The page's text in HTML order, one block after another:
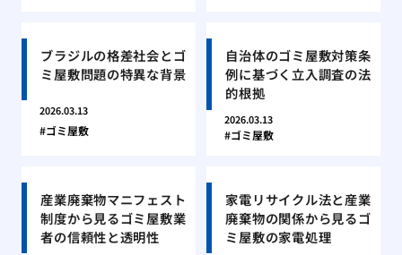
ブラジルの格差社会とゴ
ミ屋敷問題の特異な背景
2026.03.13
ゴミ屋敷
自治体のゴミ屋敷対策条
例に基づく立入調査の法
的根拠
2026.03.13
ゴミ屋敷
産業廃棄物マニフェスト
制度から見るゴミ屋敷業
者の信頼性と透明性
家電リサイクル法と産業
廃棄物の関係から見るゴ
ミ屋敷の家電処理